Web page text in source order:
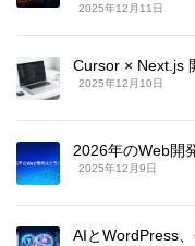
2025年12月11日
Cursor × Next.js
2025年12月10日
2026年のWeb開
2025年12月9日
AIとWordPress